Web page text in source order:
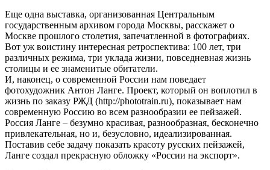
Еще одна выставка, организованная Центральным
государственным архивом города Москвы, расскажет о
Москве прошлого столетия, запечатленной в фотографиях.
Вот уж воистину интересная ретроспектива: 100 лет, три
различных режима, три уклада жизни, повседневная жизнь
столицы и ее знаменитые обитатели.
И, наконец, о современной России нам поведает
фотохудожник Антон Ланге. Проект, который он воплотил в
жизнь по заказу РЖД (http://phototrain.ru), показывает нам
современную Россию во всем разнообразии ее пейзажей.
Россия Ланге – безумно красивая, разнообразная, бесконечно
привлекательная, но и, безусловно, идеализированная.
Поставив себе задачу показать красоту русских пейзажей,
Ланге создал прекрасную обложку «России на экспорт».